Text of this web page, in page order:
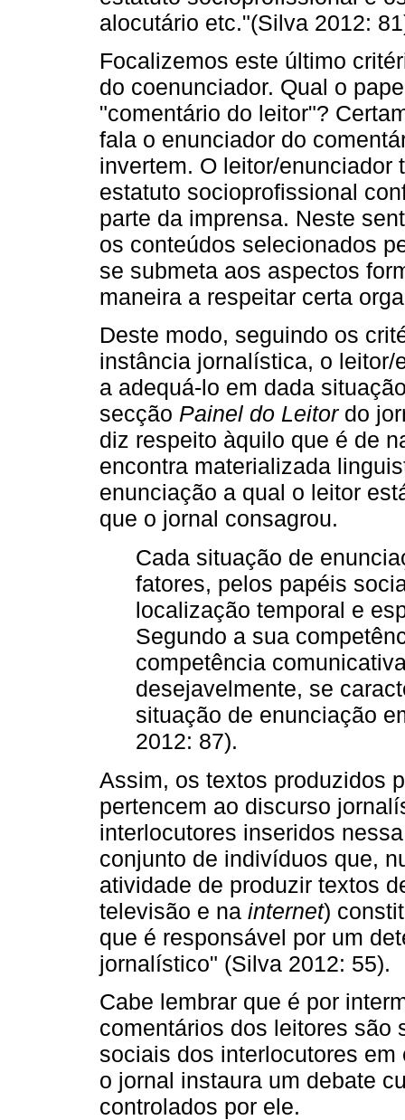
alocutário etc."(Silva 2012:
Focalizemos este último
do coenunciador. Qual o
"comentário do leitor"?
fala o enunciador do
invertem. O leitor/enunciador
estatuto socioprofissional
parte da imprensa. Neste
os conteúdos selecionados
se submeta aos aspectos
maneira a respeitar certa
Deste modo, seguindo os
instância jornalística, o leitor/
a adequá-lo em dada
secção Painel do Leitordo
diz respeito àquilo que é de
encontra materializada
enunciação a qual o leitor
que o jornal consagrou.
Cada situação de
fatores, pelos papéis
localização temporal e
Segundo a sua
competência
desejavelmente, se
situação de enunciação
2012: 87).
Assim, os textos produzidos
pertencem ao discurso
interlocutores inseridos
conjunto de indivíduos que,
atividade de produzir textos
televisão e na internet)
que é responsável por um
jornalístico" (Silva 2012: 55).
Cabe lembrar que é por
comentários dos leitores são
sociais dos interlocutores
o jornal instaura um debate
controlados por ele.